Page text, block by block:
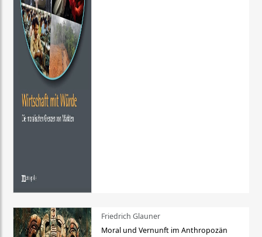
Friedrich Glauner
Moral und Vernunft im Anthropozän